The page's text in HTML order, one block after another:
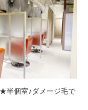
半個室♪ダメージ毛で